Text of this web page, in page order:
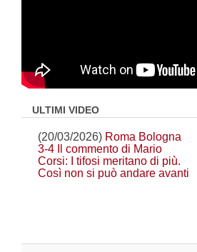
ULTIMI VIDEO
(20/03/2026) Roma Bologna
3-4 Il commento di Mario
Corsi: I tifosi meritano di più.
Così non si può andare avanti